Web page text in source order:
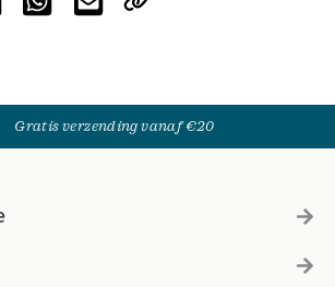
Gratis verzending vanaf €20